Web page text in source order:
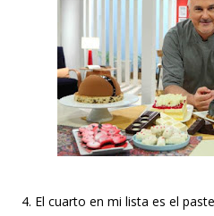
4. El cuarto en mi lista es el